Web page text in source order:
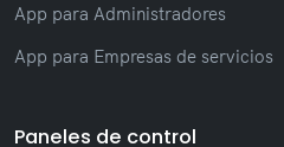
App para Administradores
App para Empresas de servicios
Paneles de control